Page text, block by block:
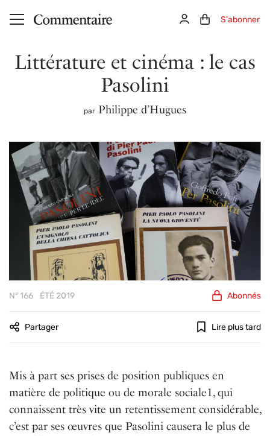
Aller au contenu principal ConnexionPanier (0)
S'abonner
Littérature et cinéma : le cas
Pasolini
par Philippe d’Hugues
Nº 166 ÉTÉ 2019 Abonnés
Partager Lire plus tard
Mis à part ses prises de position publiques en
matière de politique ou de morale sociale1, qui
connaissent très vite un retentissement considérable,
c’est par ses œuvres que Pasolini causera le plus de